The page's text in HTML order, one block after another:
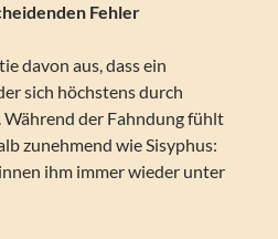
Fehler
davon aus, dass ein
sich höchstens durch
der Fahndung fühlt
zunehmend wie Sisyphus:
ihm immer wieder unter